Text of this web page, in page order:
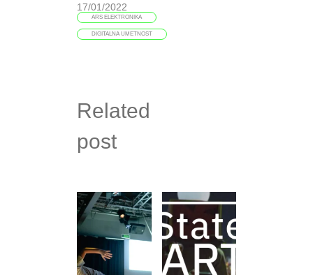
17/01/2022
ARS ELEKTRONIKA
DIGITALNA UMETNOST
Related
post